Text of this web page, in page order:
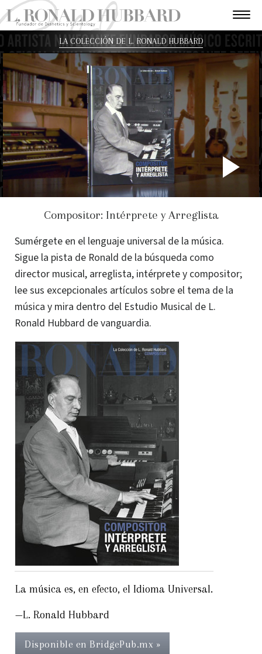
LA COLECCIÓN DE L. RONALD HUBBARD
Compositor: Intérprete y Arreglista
Sumérgete en el lenguaje universal de la música.
Sigue la pista de Ronald de la búsqueda como
director musical, arreglista, intérprete y compositor;
lee sus excepcionales artículos sobre el tema de la
música y mira dentro del Estudio Musical de L.
Ronald Hubbard de vanguardia.
La música es, en efecto, el Idioma Universal.
—L. Ronald Hubbard
Disponible en BridgePub.mx »